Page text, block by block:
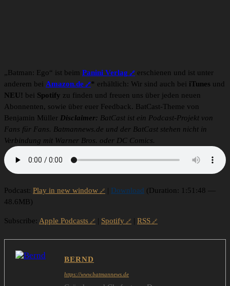
„Batman: Ego“ ist beim Panini Verlag
erschienen und ist unter
anderem bei Amazon.de * erhältlich: Wir sind auch bei iTunes und
NEU! bei Spotify zu finden und freuen uns über jeden neuen
Abonnenten, sowie über euer Feedback. BatCast-Theme von
Benjamin Müller Disclaimer: BatCast ist ein Podcast-Projekt von
Fans für Fans. Batmannews.de und der BatCast stehen nicht in
Verbindung mit Warner Bros. oder DC Comics.
Podcast: Play in new window | Download (Duration: 1:51:48 —
48.6MB)
Subscribe: Apple Podcasts | Spotify | RSS
BERND
https://www.batmannews.de